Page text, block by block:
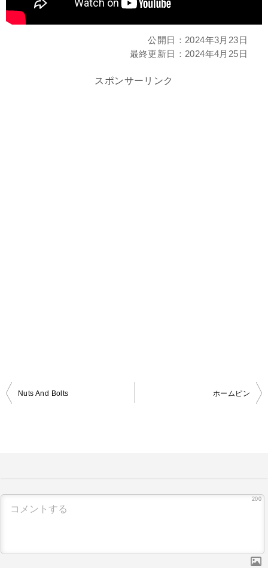
公開日： 2024年3月23日
最終更新日： 2024年4月25日
スポンサーリンク
投
ー
シ
Nuts And Bolts ホームピン
200